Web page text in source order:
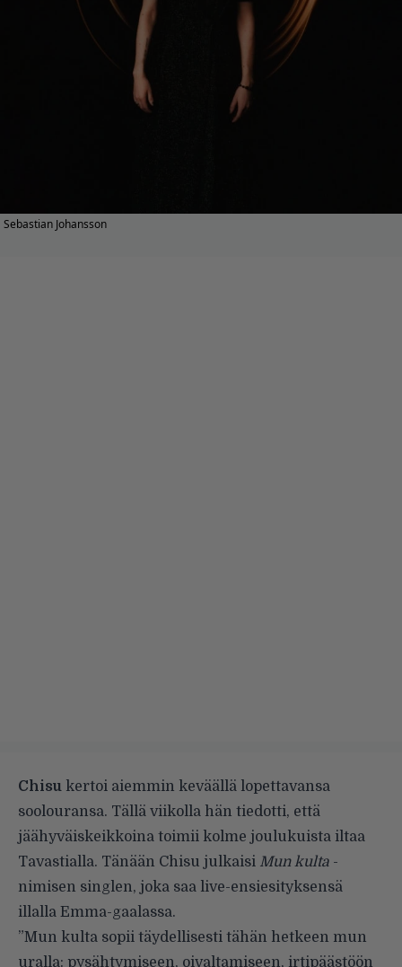
Sebastian Johansson
Chisu kertoi aiemmin keväällä lopettavansa
soolouransa. Tällä viikolla hän tiedotti, että
jäähyväiskeikkoina toimii kolme joulukuista iltaa
Tavastialla. Tänään Chisu julkaisi Mun kulta -
nimisen singlen, joka saa live-ensiesityksensä
illalla Emma-gaalassa.
”Mun kulta sopii täydellisesti tähän hetkeen mun
uralla: pysähtymiseen, oivaltamiseen, irtipäästöön